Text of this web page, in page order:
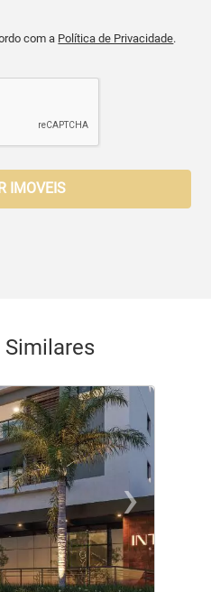
com a Política de Privacidade.
IMOVEIS
›